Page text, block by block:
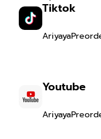
Tiktok
Youtube